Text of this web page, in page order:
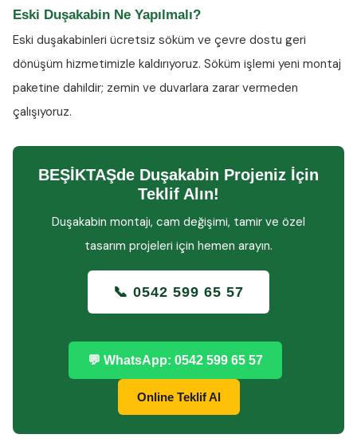
Eski Duşakabin Ne Yapılmalı?
Eski duşakabinleri ücretsiz söküm ve çevre dostu geri
dönüşüm hizmetimizle kaldırıyoruz. Söküm işlemi yeni montaj
paketine dahildir; zemin ve duvarlara zarar vermeden
çalışıyoruz.
BEŞİKTAŞde Duşakabin Projeniz İçin
Teklif Alın!
Duşakabin montajı, cam değişimi, tamir ve özel
tasarım projeleri için hemen arayın.
📞 0542 599 65 57
💬 WhatsApp: 0542 599 65 57
Online Teklif Al